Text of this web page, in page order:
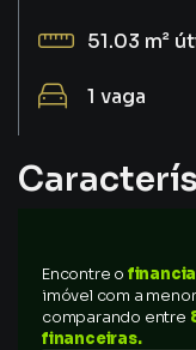
51.03 m²
1 vaga
Varanda
Encontre o
imóvel com a
comparando entre
financeiras.